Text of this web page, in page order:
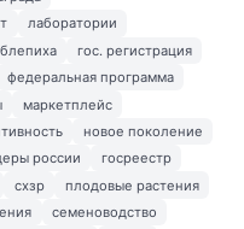
лаборатории
гос. регистрация
федеральная программа
маркетплейс
новое поколение
россии
госреестр
схзр
плодовые растения
семеноводство